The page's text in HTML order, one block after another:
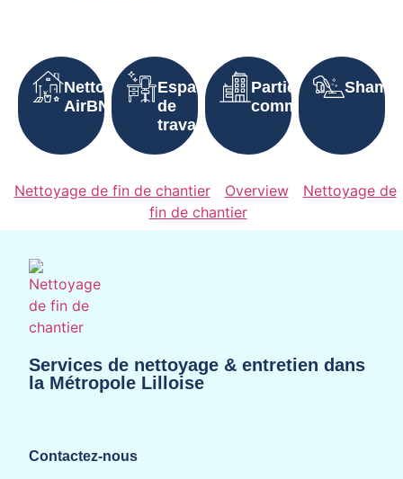
Nettoyage
AirBNB
Espaces
de
travail
Parties
communes
Nettoyage de fin de chantier Overview
Nettoyage de
fin de chantier
Services de nettoyage & entretien dans
la Métropole Lilloise
Contactez-nous